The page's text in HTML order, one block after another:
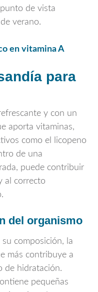
de vista
verano.
en vitamina A
para
y con un
aporta vitaminas,
como el licopeno
de una
puede contribuir
al correcto
del organismo
composición, la
más contribuye a
de hidratación.
pequeñas